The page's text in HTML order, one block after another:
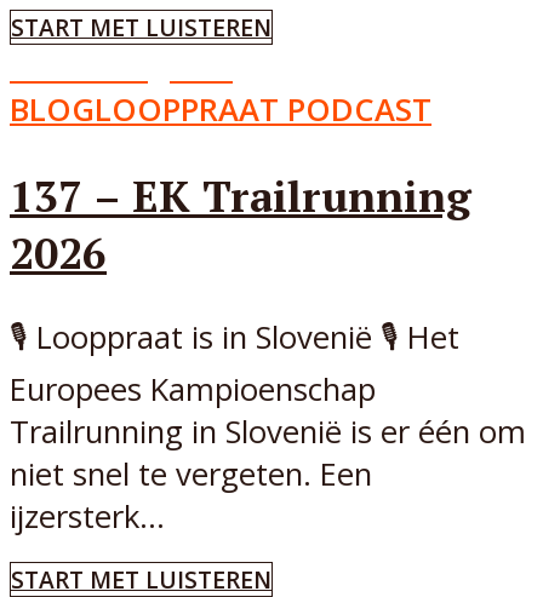
START MET LUISTEREN
BLOGLOOPPRAAT PODCAST
137 – EK Trailrunning
2026
🎙️ Looppraat is in Slovenië 🎙️ Het
Europees Kampioenschap
Trailrunning in Slovenië is er één om
niet snel te vergeten. Een
ijzersterk...
START MET LUISTEREN